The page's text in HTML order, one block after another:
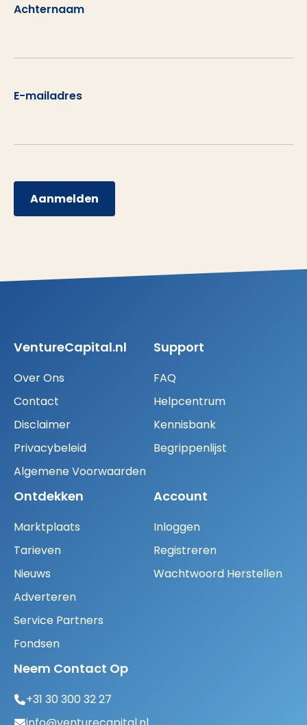
Achternaam
E-mailadres
Aanmelden
VentureCapital.nl
Over Ons
Contact
Disclaimer
Privacybeleid
Algemene Voorwaarden
Support
FAQ
Helpcentrum
Kennisbank
Begrippenlijst
Ontdekken
Marktplaats
Tarieven
Nieuws
Adverteren
Service Partners
Fondsen
Account
Inloggen
Registreren
Wachtwoord Herstellen
Neem Contact Op
+31 30 300 32 27